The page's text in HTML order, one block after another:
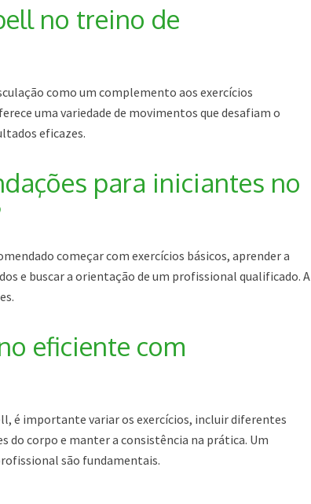
no treino de
como um complemento aos exercícios
uma variedade de movimentos que desafiam o
eficazes.
para iniciantes no
começar com exercícios básicos, aprender a
e buscar a orientação de um profissional qualificado. A
eficiente com
é importante variar os exercícios, incluir diferentes
corpo e manter a consistência na prática. Um
são fundamentais.